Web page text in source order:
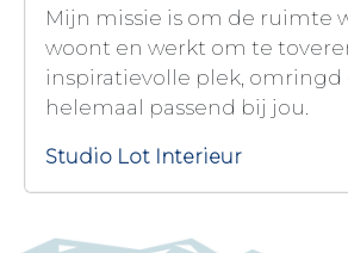
Mijn missie is om de ruimte
woont en werkt om te
inspiratievolle plek, omringd
helemaal passend bij jou.
Studio Lot Interieur